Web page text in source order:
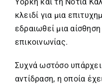
κλειδί για μια
εδραιωθεί μια
επικοινωνίας.
Συχνά ωστόσο
αντίδραση, η οποία